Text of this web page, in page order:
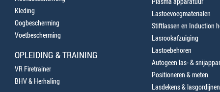
Kleding
Oogbescherming
Voetbescherming
OPLEIDING & TRAINING
VR Firetrainer
BHV & Herhaling
Lastoevoegmaterialen
Stiftlassen en Induction
Lasrookafzuiging
Lastoebehoren
Autogeen las- &
Positioneren & meten
Lasdekens & lasgordijnen